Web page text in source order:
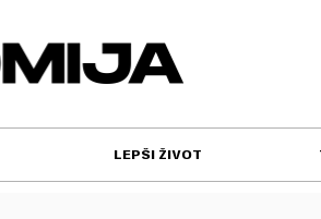
LEPŠI ŽIVOT